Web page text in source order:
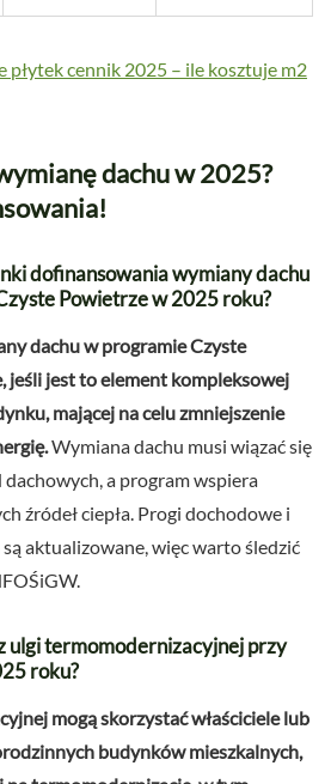
płytek cennik 2025 – ile kosztuje m2
dachu w 2025?
dofinansowania wymiany dachu
Powietrze w 2025 roku?
dachu w programie Czyste
jeśli jest to element kompleksowej
mającej na celu zmniejszenie
Wymiana dachu musi wiązać się
a program wspiera
źródeł ciepła. Progi dochodowe i
aktualizowane, więc warto śledzić
ulgi termomodernizacyjnej przy
roku?
mogą skorzystać właściciele lub
budynków mieszkalnych,